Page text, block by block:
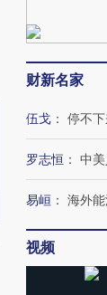
财新名家
伍戈 ： 停不
罗志恒 ： 中
易峘 ： 海外
视频